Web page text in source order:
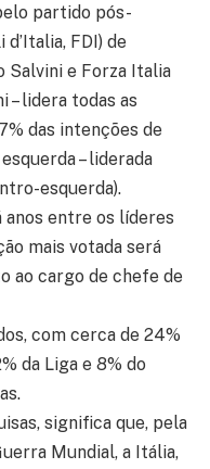
partido pós-
FDI) de
Salvini e Forza Italia
– lidera todas as
das intenções de
– liderada
esquerda).
anos entre os líderes
mais votada será
ao cargo de chefe de
com cerca de 24%
da Liga e 8% do
significa que, pela
Mundial, a Itália,